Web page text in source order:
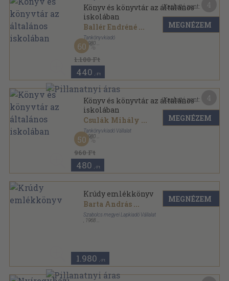
Könyv és könyvtár az általános
iskolában
Ballér Endréné ...
Tankönyvkiadó
, 1980
Ragasztott papírkötés
1.100 Ft
60
440 ,-Ft
Kapható pont:
MEGNÉZEM
Könyv és könyvtár az általános
iskolában
Csulák Mihály ...
Tankönyvkiadó Vállalat
, 1980
Ragasztott papírkötés
960 Ft
50
480 ,-Ft
Kapható pont:
MEGNÉZEM
Krúdy emlékkönyv
Barta András ...
Szabolcs megyei Lapkiadó Vállalat
1968
1.980 ,-Ft
MEGNÉZEM